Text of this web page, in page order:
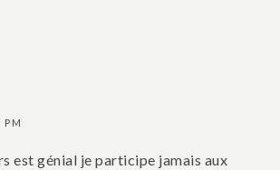
est génial je participe jamais aux